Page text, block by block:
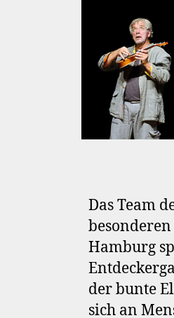
Das Team
Hamburg
der bunte
sich an